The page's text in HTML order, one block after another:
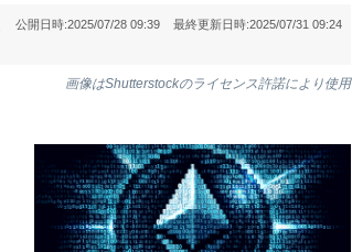
公開日時:2025/07/28 09:39 最終更新日時:2025/07/31 09:24
画像はShutterstockのライセンス許諾により使用